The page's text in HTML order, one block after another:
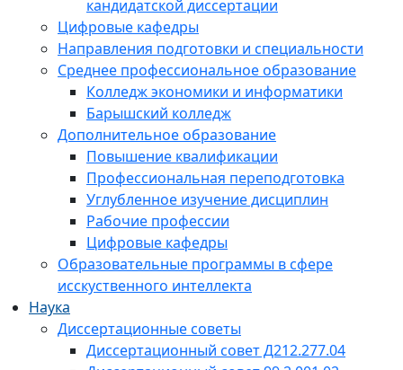
кандидатской диссертации
Цифровые кафедры
Направления подготовки и специальности
Среднее профессиональное образование
Колледж экономики и информатики
Барышский колледж
Дополнительное образование
Повышение квалификации
Профессиональная переподготовка
Углубленное изучение дисциплин
Рабочие профессии
Цифровые кафедры
Образовательные программы в сфере
исскуственного интеллекта
Наука
Диссертационные советы
Диссертационный совет Д212.277.04